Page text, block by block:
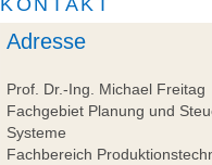
KONTAKT
Adresse
Prof. Dr.-Ing. Michael Freitag
Fachgebiet Planung und
Systeme
Fachbereich